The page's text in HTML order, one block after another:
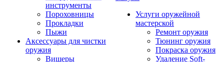
инструменты
Пороховницы
Прокладки
Пыжи
Аксессуары для чистки
оружия
Вишеры
Услуги оружейной
мастерской
Ремонт оружия
Тюнинг оружия
Покраска оружия
Удаление Soft-